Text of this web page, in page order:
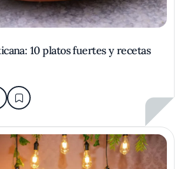
10 platos fuertes y recetas